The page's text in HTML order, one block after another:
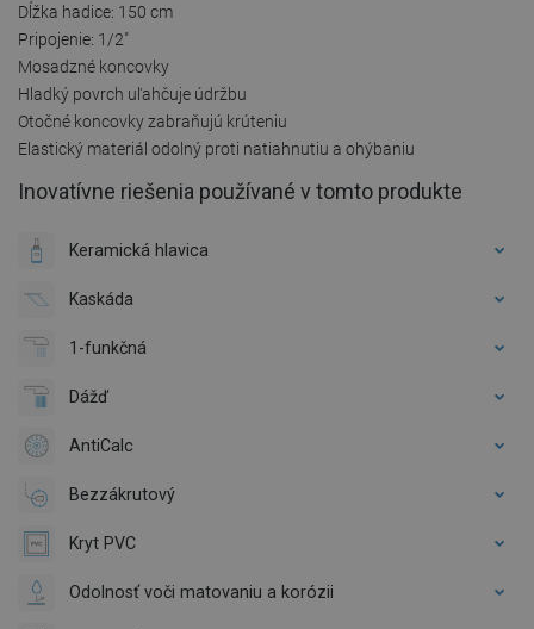
Dĺžka hadice: 150 cm
Pripojenie: 1/2"
Mosadzné koncovky
Hladký povrch uľahčuje údržbu
Otočné koncovky zabraňujú krúteniu
Elastický materiál odolný proti natiahnutiu a ohýbaniu
Inovatívne riešenia používané v tomto produkte
Keramická hlavica
Kaskáda
1-funkčná
Dážď
AntiCalc
Bezzákrutový
Kryt PVC
Odolnosť voči matovaniu a korózii